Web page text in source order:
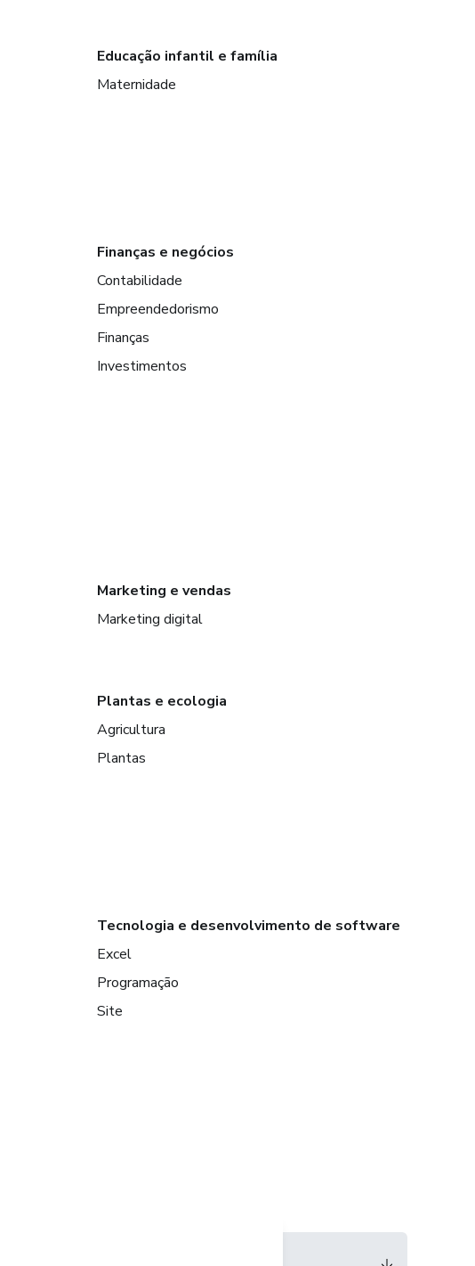
Educação infantil e família
Maternidade
Finanças e negócios
Contabilidade
Empreendedorismo
Finanças
Investimentos
Marketing e vendas
Marketing digital
Plantas e ecologia
Agricultura
Plantas
Tecnologia e desenvolvimento de software
Excel
Programação
Site